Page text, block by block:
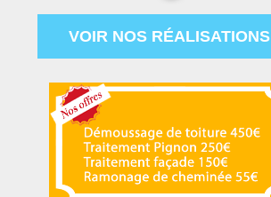
VOIR NOS RÉALISATIONS